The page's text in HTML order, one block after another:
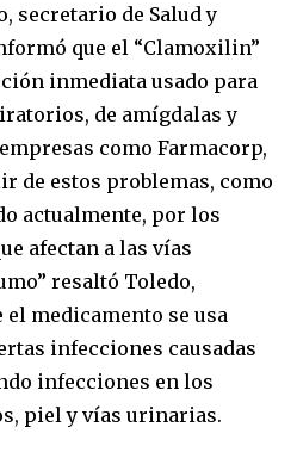
secretario de Salud y
que el “Clamoxilin”
inmediata usado para
de amígdalas y
como Farmacorp,
de estos problemas, como
actualmente, por los
afectan a las vías
resaltó Toledo,
el medicamento se usa
infecciones causadas
infecciones en los
piel y vías urinarias.